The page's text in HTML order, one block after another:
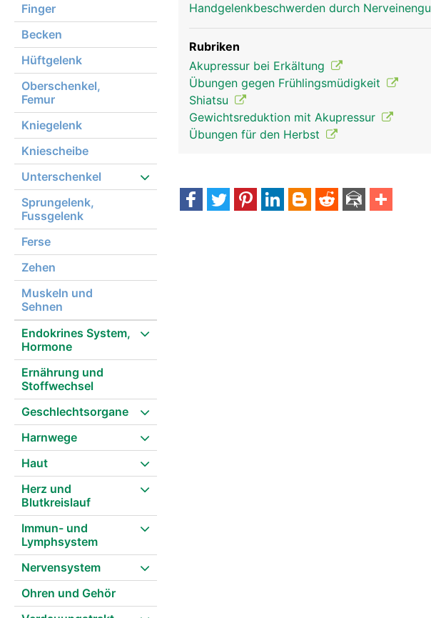
Finger
Becken
Hüftgelenk
Oberschenkel,
Femur
Kniegelenk
Kniescheibe
Unterschenkel
Sprungelenk,
Fussgelenk
Ferse
Zehen
Muskeln und
Sehnen
Endokrines System,
Hormone
Ernährung und
Stoffwechsel
Geschlechtsorgane
Harnwege
Haut
Herz und
Blutkreislauf
Immun- und
Lymphsystem
Nervensystem
Ohren und Gehör
Handgelenkbeschwerden durch
Rubriken
Akupressur bei Erkältung
Übungen gegen Frühlingsmüdigkeit
Shiatsu
Gewichtsreduktion mit Akupressur
Übungen für den Herbst